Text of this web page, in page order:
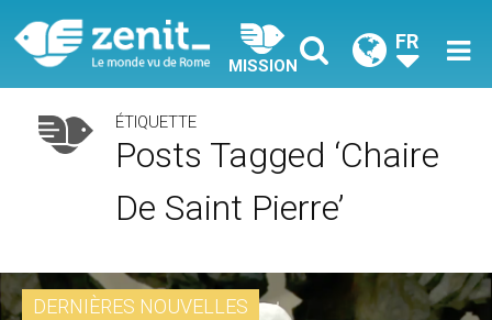
MISSION
FR
ÉTIQUETTE
Posts Tagged ‘Chaire
De Saint Pierre’
DERNIÈRES NOUVELLES